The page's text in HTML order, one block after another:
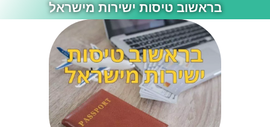
בראשוב טיסות ישירות מישראל